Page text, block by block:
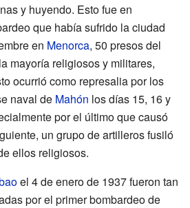
y huyendo. Esto fue en
que había sufrido la ciudad
en Menorca, 50 presos del
mayoría religiosos y militares,
ocurrió como represalia por los
naval de Mahón los días 15, 16 y
por el último que causó
un grupo de artilleros fusiló
ellos religiosos.
el 4 de enero de 1937 fueron tan
por el primer bombardeo de